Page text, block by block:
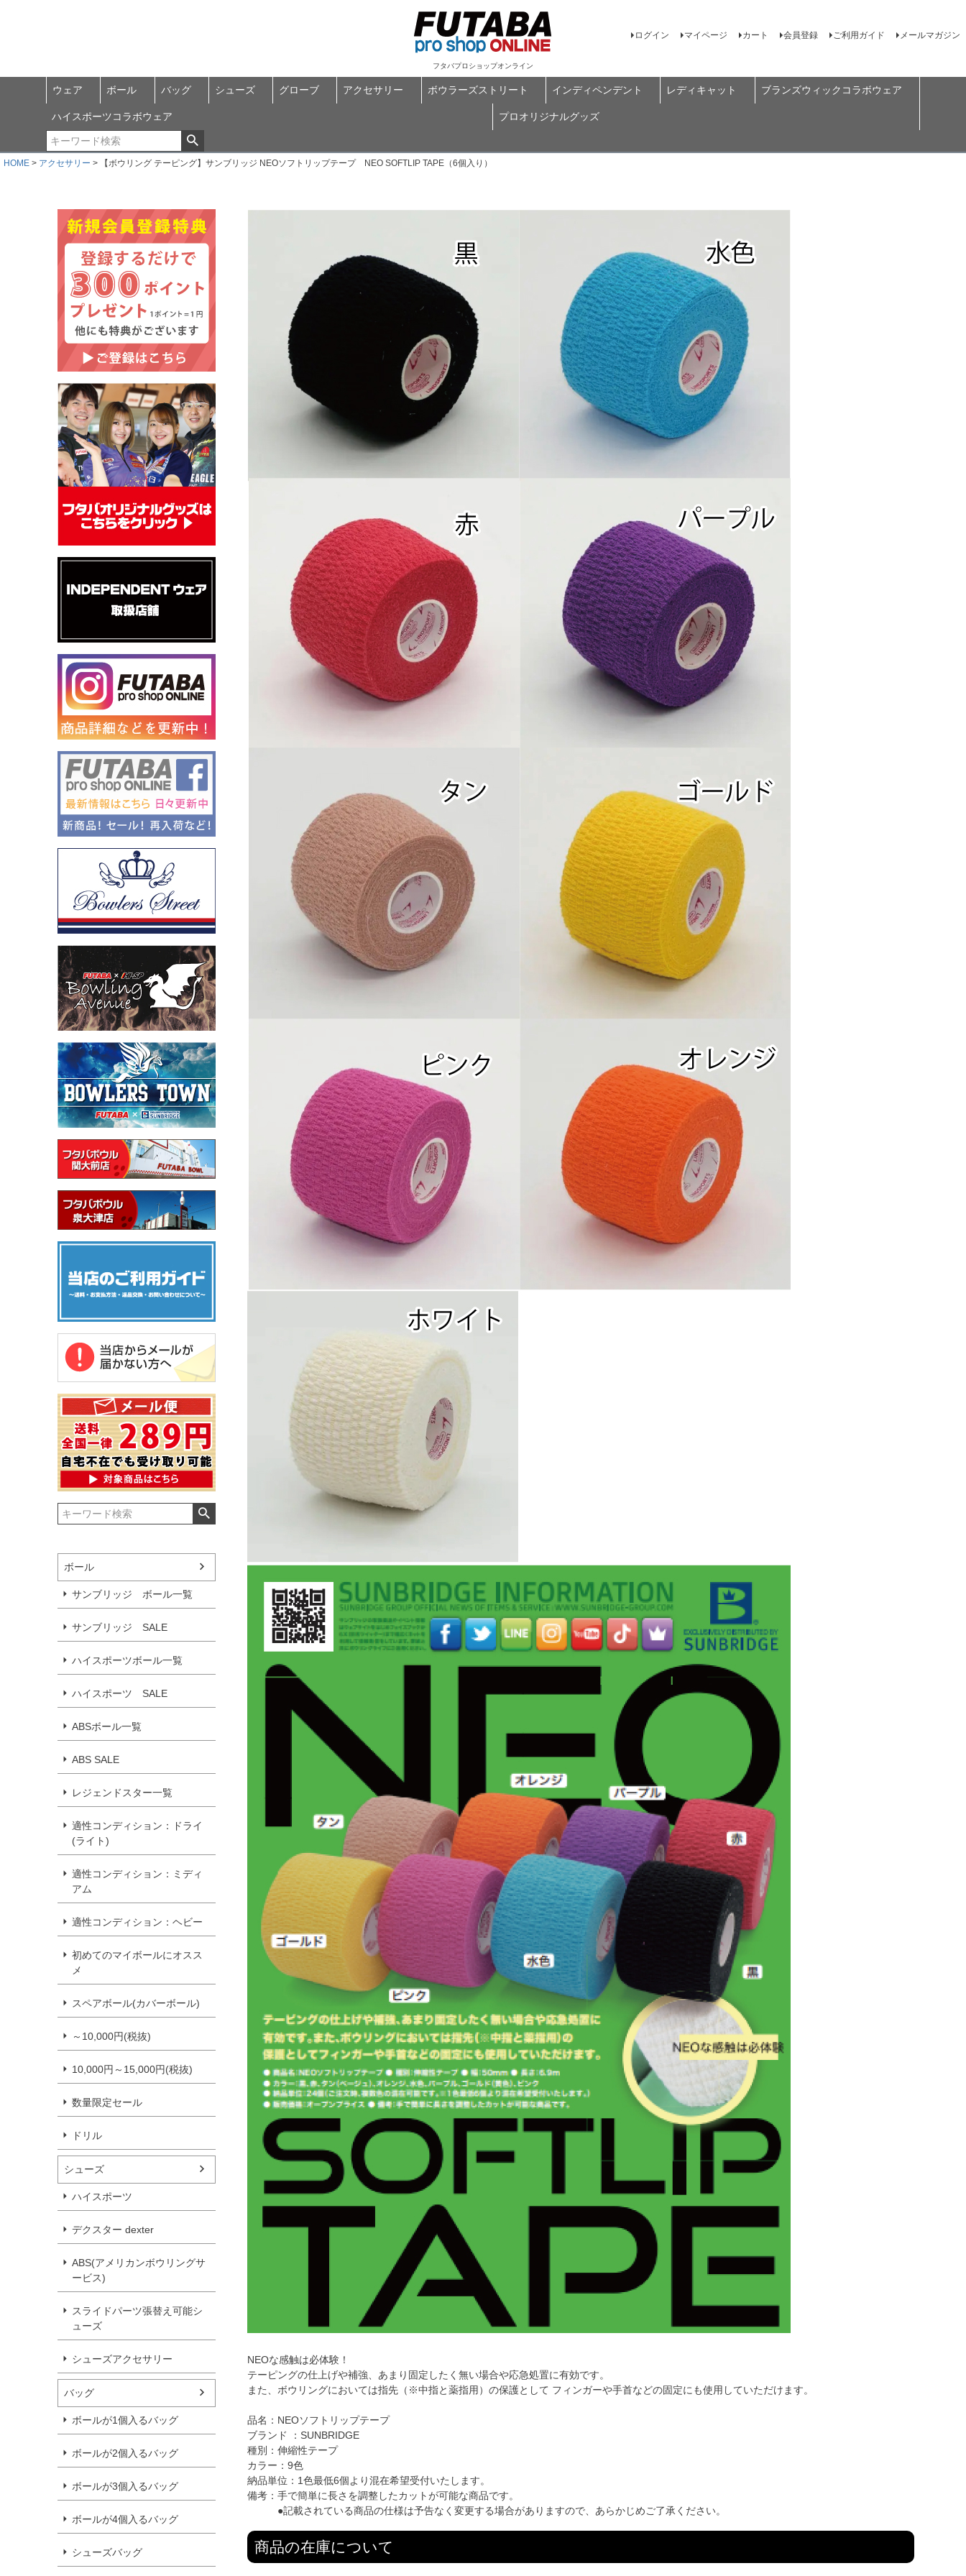
フタバプロショップオンライン
ログイン マイページ カート 会員登録 ご利用ガイド メールマガジン
ウェア ボール バッグ シューズ グローブ アクセサリー ボウラーズストリート インディペンデント レディキャット ブランズウィックコラボウェア
ハイスポーツコラボウェア プロオリジナルグッズ
HOME アクセサリー 【ボウリング テーピング】サンブリッジ NEOソフトリップテープ NEO SOFTLIP TAPE（6個入り）
ボール
サンブリッジ ボール一覧
サンブリッジ SALE
ハイスポーツボール一覧
ハイスポーツ SALE
ABSボール一覧
ABS SALE
レジェンドスター一覧
適性コンディション：ドライ
(ライト)
適性コンディション：ミディ
アム
適性コンディション：ヘビー
初めてのマイボールにオスス
メ
スペアボール(カバーボール)
～10,000円(税抜)
10,000円～15,000円(税抜)
数量限定セール
ドリル
シューズ
ハイスポーツ
デクスター dexter
ABS(アメリカンボウリングサ
ービス)
スライドパーツ張替え可能シ
ューズ
シューズアクセサリー
バッグ
ボールが1個入るバッグ
ボールが2個入るバッグ
ボールが3個入るバッグ
ボールが4個入るバッグ
シューズバッグ
NEOな感触は必体験！
テーピングの仕上げや補強、あまり固定したく無い場合や応急処置に有効です。
また、ボウリングにおいては指先（※中指と薬指用）の保護として フィンガーや手首などの固定にも使用していただけます。
品名：NEOソフトリップテープ
ブランド ：SUNBRIDGE
種別：伸縮性テープ
カラー：9色
納品単位：1色最低6個より混在希望受付いたします。
備考：手で簡単に長さを調整したカットが可能な商品です。
●記載されている商品の仕様は予告なく変更する場合がありますので、あらかじめご了承ください。
商品の在庫について